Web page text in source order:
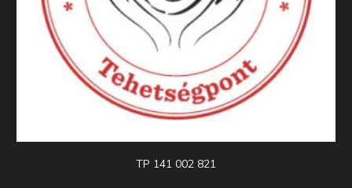
TP 141 002 821